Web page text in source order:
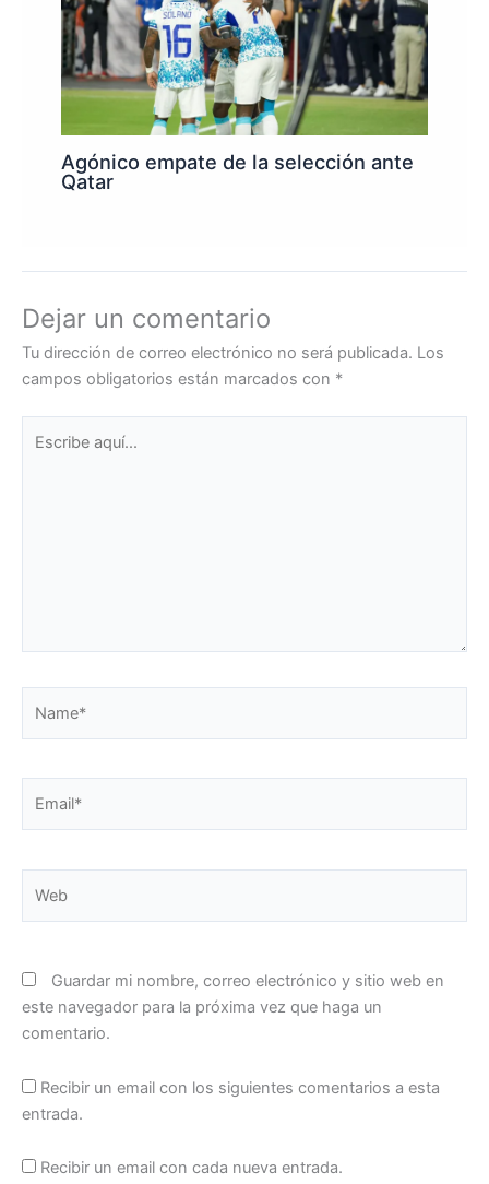
Agónico empate de la selección ante
Qatar
Dejar un comentario
Tu dirección de correo electrónico no será publicada. Los
campos obligatorios están marcados con *
aquí...
Guardar mi nombre, correo electrónico y sitio web en
este navegador para la próxima vez que haga un
comentario.
Recibir un email con los siguientes comentarios a esta
entrada.
Recibir un email con cada nueva entrada.